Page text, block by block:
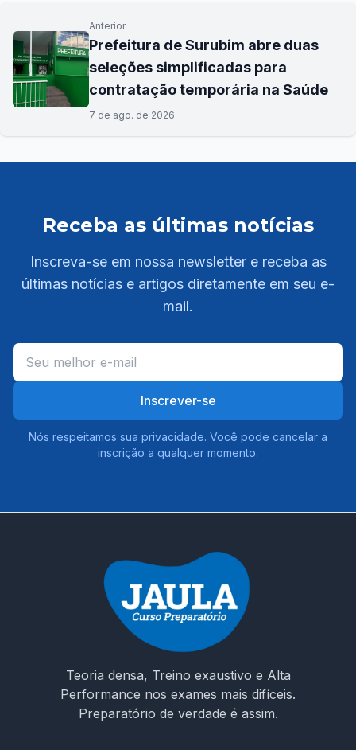
Anterior
Prefeitura de Surubim abre duas
seleções simplificadas para
contratação temporária na Saúde
7 de ago. de 2026
Receba as últimas notícias
Inscreva-se em nossa newsletter e receba as
últimas notícias e artigos diretamente em seu e-
mail.
Inscrever-se
Nós respeitamos sua privacidade. Você pode cancelar a
inscrição a qualquer momento.
Teoria densa, Treino exaustivo e Alta
Performance nos exames mais difíceis.
Preparatório de verdade é assim.